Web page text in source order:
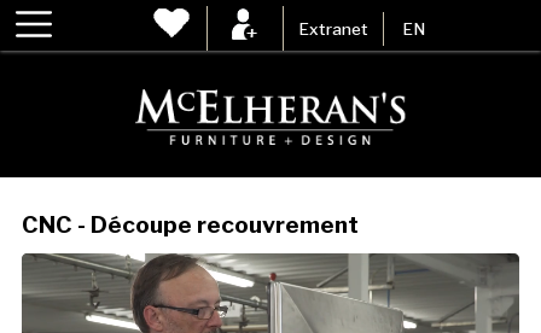
Extranet EN
CNC - Découpe recouvrement